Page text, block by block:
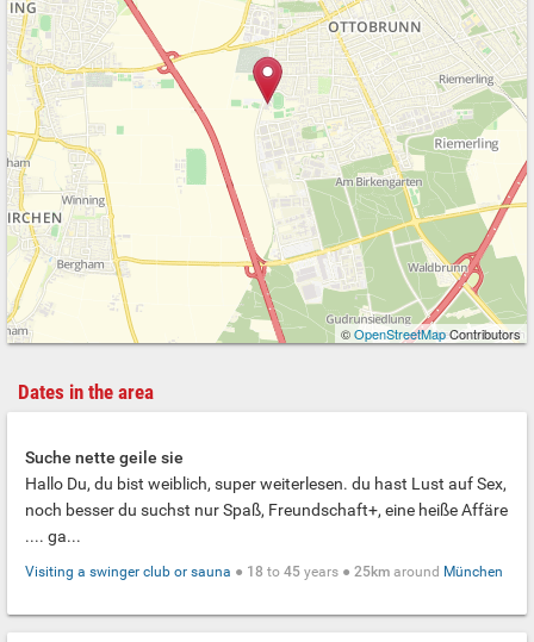
©OpenStreetMapContributors
Dates in the area
Suche nette geile sie
Hallo Du, du bist weiblich, super weiterlesen. du hast Lust auf Sex,
noch besser du suchst nur Spaß, Freundschaft+, eine heiße Affäre
.... ga...
Visiting a swinger club or sauna ● 18 to 45 years ● 25km around München